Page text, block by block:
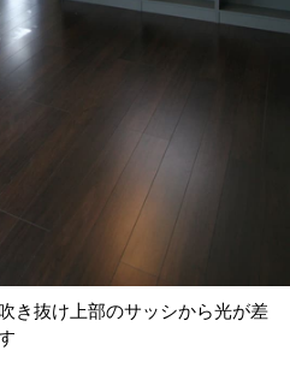
き抜け上部のサッシから光が差